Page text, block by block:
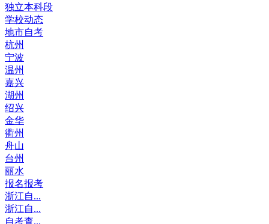
独立本科段
学校动态
地市自考
杭州
宁波
温州
嘉兴
湖州
绍兴
金华
衢州
舟山
台州
丽水
报名报考
浙江自...
浙江自...
自考查...